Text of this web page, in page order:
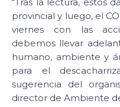
provincial y luego, el
viernes con las
debemos llevar
humano, ambiente y
para el
sugerencia del
director de Ambiente